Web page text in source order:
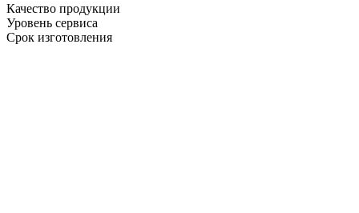
Качество продукции
Уровень сервиса
Срок изготовления